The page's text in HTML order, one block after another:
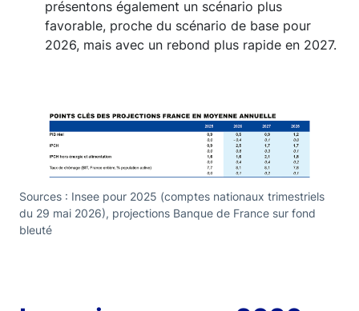
présentons également un scénario plus
favorable, proche du scénario de base pour
2026, mais avec un rebond plus rapide en 2027.
Sources : Insee pour 2025 (comptes nationaux trimestriels
du 29 mai 2026), projections Banque de France sur fond
bleuté